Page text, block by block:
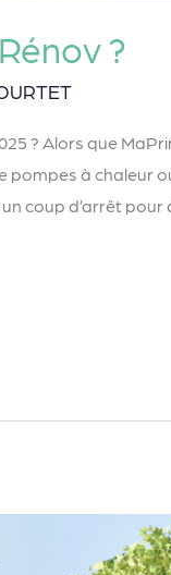
?
? Alors que
pompes à chaleur
coup d’arrêt pour